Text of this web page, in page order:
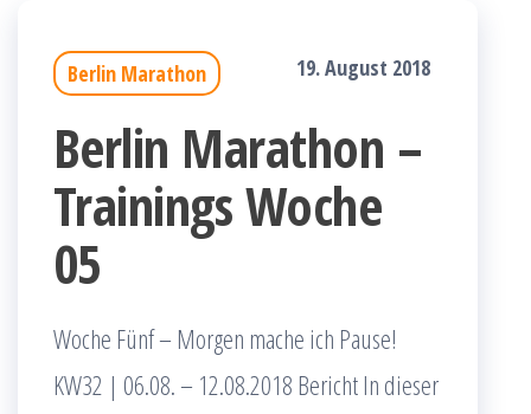
Berlin Marathon 19. August 2018
Berlin Marathon –
Trainings Woche
05
Woche Fünf – Morgen mache ich Pause!
KW32 | 06.08. – 12.08.2018 Bericht In dieser